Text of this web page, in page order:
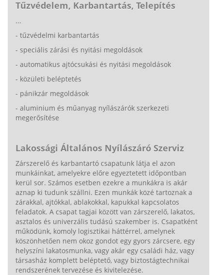
Tűzvédelem, Karbantartás, Telepítés
...
- tűzvédelmi karbantartás
- speciális zárási és nyitási megoldások
- automatikus ajtócsukási és nyitási megoldások
- közületi beléptetés
- pánikzár megoldások
- aluminium és műanyag nyílászárók szerkezeti
megerősítése
Lakossági Általános Nyílászáró Szerviz
Zárszerelő és karbantartó csapatunk látja el azon
munkáinkat, amelyekre előre egyeztetett időpontban
kerül sor. Számos esetben ezekre a munkákra is akár
aznap ki tudunk szállni. Ezen munkák közé tartoznak a
zárakkal, ajtókkal, ablakokkal, kapukkal kapcsolatos
feladatok. A csapat tagjai között van zárszerelő, lakatos,
asztalos és univerzális tudású szakember is. Csapatként
működünk, komoly logisztikai háttérrel, amelynek
köszönhetően nem okoz gondot egy gyors zárcsere, egy
helyszíni lakatosmunka, vagy akár egy családi ház, vagy
társasház komplett beléptető, vagy biztostágtechnikai
rendszerének tervezése és kivitelezése.